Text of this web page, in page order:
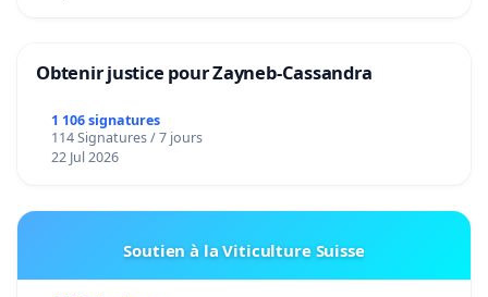
Obtenir justice pour Zayneb-Cassandra
1 106 signatures
114 Signatures / 7 jours
22 Jul 2026
Soutien à la Viticulture Suisse